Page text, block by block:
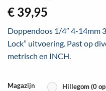
€ 39,95
Doppendoos 1/4″ 4-14mm
Lock” uitvoering. Past op
metrisch en INCH.
Magazijn Hillegom (0